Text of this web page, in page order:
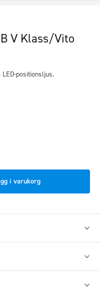
V Klass/Vito
positionsljus.
i varukorg